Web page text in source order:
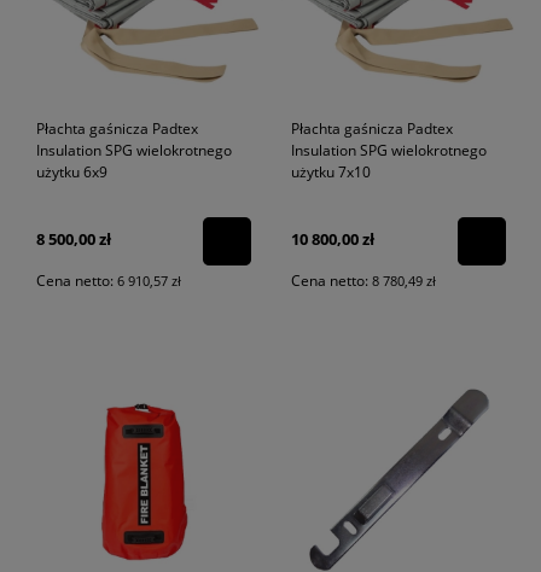
Płachta gaśnicza Padtex
Insulation SPG wielokrotnego
użytku 6x9
8 500,00 zł
Cena netto: 6 910,57 zł
Płachta gaśnicza Padtex
Insulation SPG wielokrotnego
użytku 7x10
10 800,00 zł
Cena netto: 8 780,49 zł